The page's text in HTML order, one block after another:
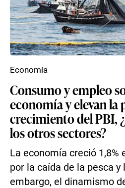
Consumo y empleo
economía y elevan la
crecimiento del PBI,
los otros sectores?
La economía creció 1,8%
por la caída de la pesca
embargo, el dinamismo
Economía